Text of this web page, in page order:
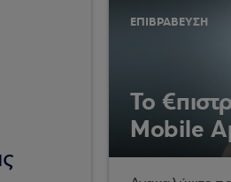
ΕΠΙΒΡΑΒΕΥΣΗ
Το
Mobile